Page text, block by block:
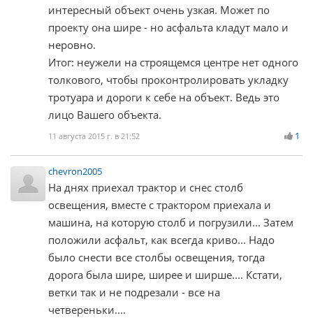
интересный объект очень узкая. Может по
проекту она шире - но асфальта кладут мало и
неровно.
Итог: неужели на строящемся центре нет одного
толкового, чтобы проконтролировать укладку
тротуара и дороги к себе на объект. Ведь это
лицо Вашего объекта.
11 августа 2015 г. в 21:52 1
chevron2005
На днях приехал трактор и снес столб
освещения, вместе с трактором приехала и
машина, на которую столб и погрузили... Затем
положили асфальт, как всегда криво... Надо
было снести все столбы освещения, тогда
дорога была шире, ширее и ширше.... Кстати,
ветки так и не подрезали - все на
четвереньки....